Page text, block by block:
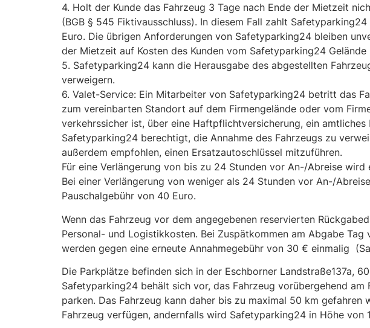
4. Holt der Kunde das Fahrzeug 3 Tage nach Ende der Mietzeit
(BGB § 545 Fiktivausschluss). In diesem Fall zahlt
Euro. Die übrigen Anforderungen von Safetyparking24 bleiben
der Mietzeit auf Kosten des Kunden vom Safetyparking24
5. Safetyparking24 kann die Herausgabe des abgestellten
verweigern.
6. Valet-Service: Ein Mitarbeiter von Safetyparking24 betritt das
zum vereinbarten Standort auf dem Firmengelände oder vom
verkehrssicher ist, über eine Haftpflichtversicherung, ein
Safetyparking24 berechtigt, die Annahme des Fahrzeugs zu
außerdem empfohlen, einen Ersatzautoschlüssel mitzuführen.
Für eine Verlängerung von bis zu 24 Stunden vor An-/Abreise
Bei einer Verlängerung von weniger als 24 Stunden vor An-/
Pauschalgebühr von 40 Euro.
Wenn das Fahrzeug vor dem angegebenen reservierten
Personal- und Logistikkosten. Bei Zuspätkommen am Abgabe
werden gegen eine erneute Annahmegebühr von 30 € einmalig
Die Parkplätze befinden sich in der Eschborner Landstraße137a,
Safetyparking24 behält sich vor, das Fahrzeug vorübergehend
parken. Das Fahrzeug kann daher bis zu maximal 50 km
Fahrzeug verfügen, andernfalls wird Safetyparking24 in Höhe